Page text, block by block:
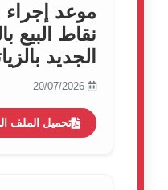
موعد إجراء
نقاط البيع
الجديد
تحميل الملف